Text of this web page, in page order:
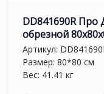
DD841690R
обрезной
Артикул:
Размер: 80*80 см
Вес: 41.41 кг